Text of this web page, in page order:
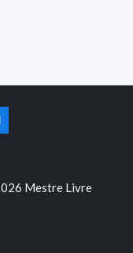
Mestre Livre